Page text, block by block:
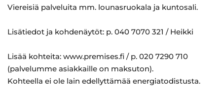
Viereisiä palveluita mm. lounasruokala ja kuntosali.
Lisätiedot ja kohdenäytöt: p. 040 7070 321 / Heikki
Lisää kohteita: www.premises.fi / p. 020 7290 710
(palvelumme asiakkaille on maksuton).
Kohteella ei ole lain edellyttämää energiatodistusta.